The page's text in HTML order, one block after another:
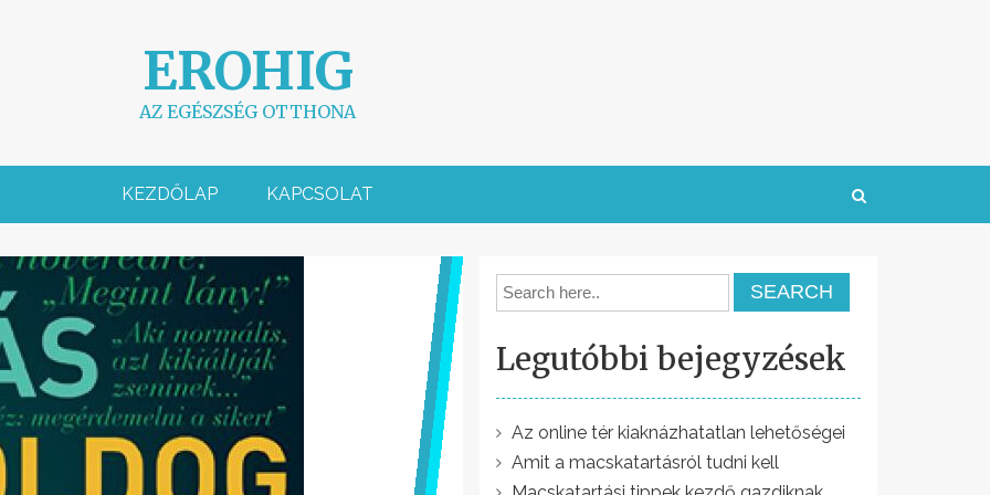
EROHIG
AZ EGÉSZSÉG OTTHONA
KEZDŐLAP KAPCSOLAT
Legutóbbi bejegyzések
Az online tér kiaknázhatatlan lehetőségei
Amit a macskatartásról tudni kell